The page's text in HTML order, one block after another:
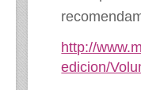
http://
edicion/